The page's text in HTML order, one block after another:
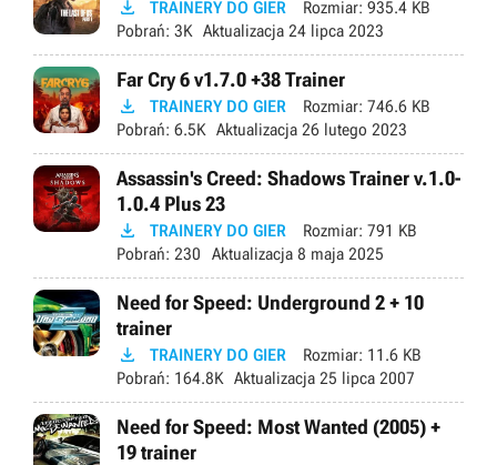
 TRAINERY DO GIER Rozmiar: 935.4 KB
Pobrań: 3K Aktualizacja 24 lipca 2023
Far Cry 6 v1.7.0 +38 Trainer
 TRAINERY DO GIER Rozmiar: 746.6 KB
Pobrań: 6.5K Aktualizacja 26 lutego 2023
Assassin's Creed: Shadows Trainer v.1.0-
1.0.4 Plus 23
 TRAINERY DO GIER Rozmiar: 791 KB
Pobrań: 230 Aktualizacja 8 maja 2025
Need for Speed: Underground 2 + 10
trainer
 TRAINERY DO GIER Rozmiar: 11.6 KB
Pobrań: 164.8K Aktualizacja 25 lipca 2007
Need for Speed: Most Wanted (2005) +
19 trainer